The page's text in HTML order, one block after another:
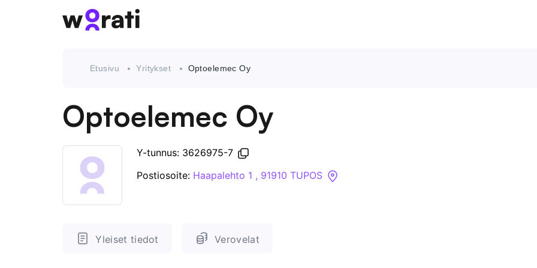
Etusivu Yritykset Optoelemec Oy
Optoelemec Oy
Y-tunnus: 3626975-7
Postiosoite: Haapalehto 1 , 91910 TUPOS
Yleiset tiedot Verovelat